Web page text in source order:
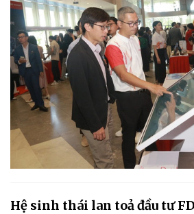
Hệ sinh thái lan toả đầu tư